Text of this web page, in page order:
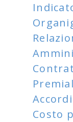
Accordi
Costo